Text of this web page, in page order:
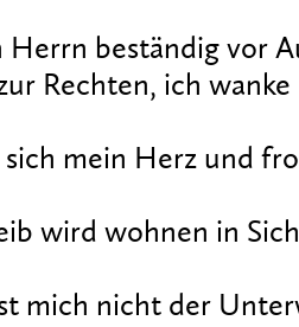
Herrn beständig vor
Rechten, ich
mein Herz und
wird wohnen in
mich nicht der